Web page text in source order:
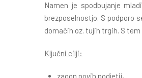
Namen je spodbujanje
brezposelnostjo. S podporo
domačih oz. tujih trgih. S
Ključni cilji:
zagon novih podjetij,